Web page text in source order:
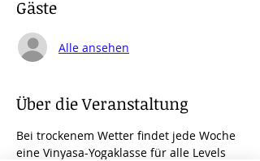
Gäste
Alle ansehen
Über die Veranstaltung
Bei trockenem Wetter findet jede Woche
eine Vinyasa-Yogaklasse für alle Levels